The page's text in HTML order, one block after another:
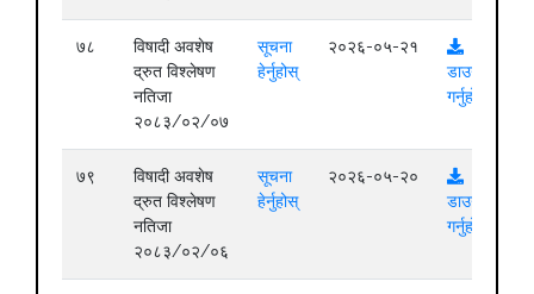
७८
विषादी अवशेष
द्रुत विश्लेषण
नतिजा
२०८३/०२/०७
सूचना
हेर्नुहोस्
२०२६-०५-२१
डाउनलोड
गर्नुहोस्
७९
विषादी अवशेष
द्रुत विश्लेषण
नतिजा
२०८३/०२/०६
सूचना
हेर्नुहोस्
२०२६-०५-२०
डाउनलोड
गर्नुहोस्